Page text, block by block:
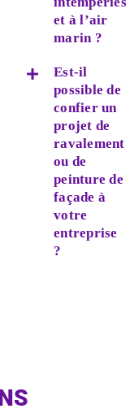
et à l’air
marin ?
Est-il
possible de
confier un
projet de
ravalement
ou de
peinture de
façade à
votre
entreprise
?